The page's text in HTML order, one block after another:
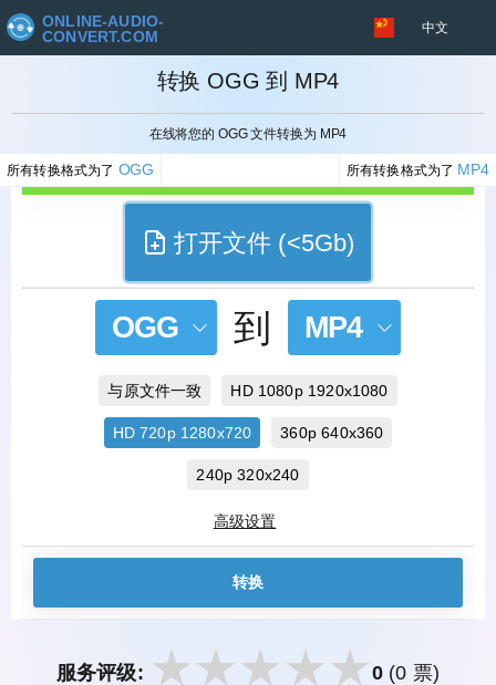
ONLINE-AUDIO-
CONVERT.COM
中文
转换 OGG 到 MP4
在线将您的 OGG 文件转换为 MP4
所有转换格式为了 OGG 所有转换格式为了 MP4
取消
打开文件 (<5Gb)
OGG 到 MP4
与原文件一致 HD 1080p 1920x1080
HD 720p 1280x720 360p 640x360
240p 320x240
高级设置
转换
服务评级: 0 (0 票)